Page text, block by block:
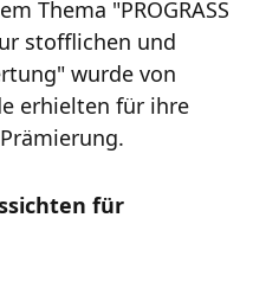
Thema "PROGRASS
stofflichen und
wurde von
erhielten für ihre
für